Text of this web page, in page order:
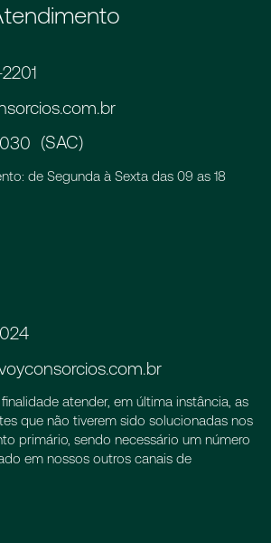
(SAC)
de Segunda à Sexta das 09 as 18
atender, em última instância, as
que não tiverem sido solucionadas nos
primário, sendo necessário um número
em nossos outros canais de